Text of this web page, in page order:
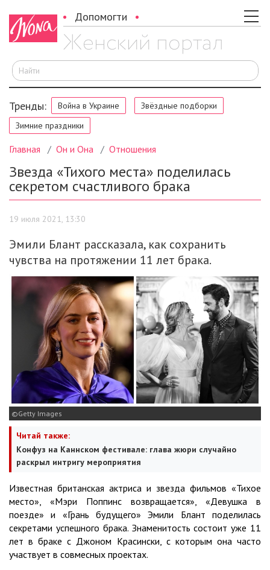
Допомогти
Тренды: Война в Украине
Звёздные подборки
Зимние праздники
Главная Он и Она Отношения
Звезда «Тихого места» поделилась
секретом счастливого брака
19 июля 2021, 13:30
Эмили Блант рассказала, как сохранить
чувства на протяжении 11 лет брака.
Getty Images
Читай также:
Конфуз на Каннском фестивале: глава жюри случайно
раскрыл интригу мероприятия
Известная британская актриса и звезда фильмов «Тихое
место», «Мэри Поппинс возвращается», «Девушка в
поезде» и «Грань будущего» Эмили Блант поделилась
секретами успешного брака. Знаменитость состоит уже 11
лет в браке с Джоном Красински, с которым она часто
участвует в совмесных проектах.